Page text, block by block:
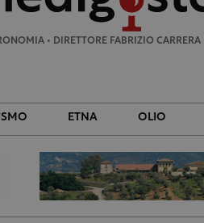
• DIRETTORE FABRIZIO CARRERA
ETNA OLIO